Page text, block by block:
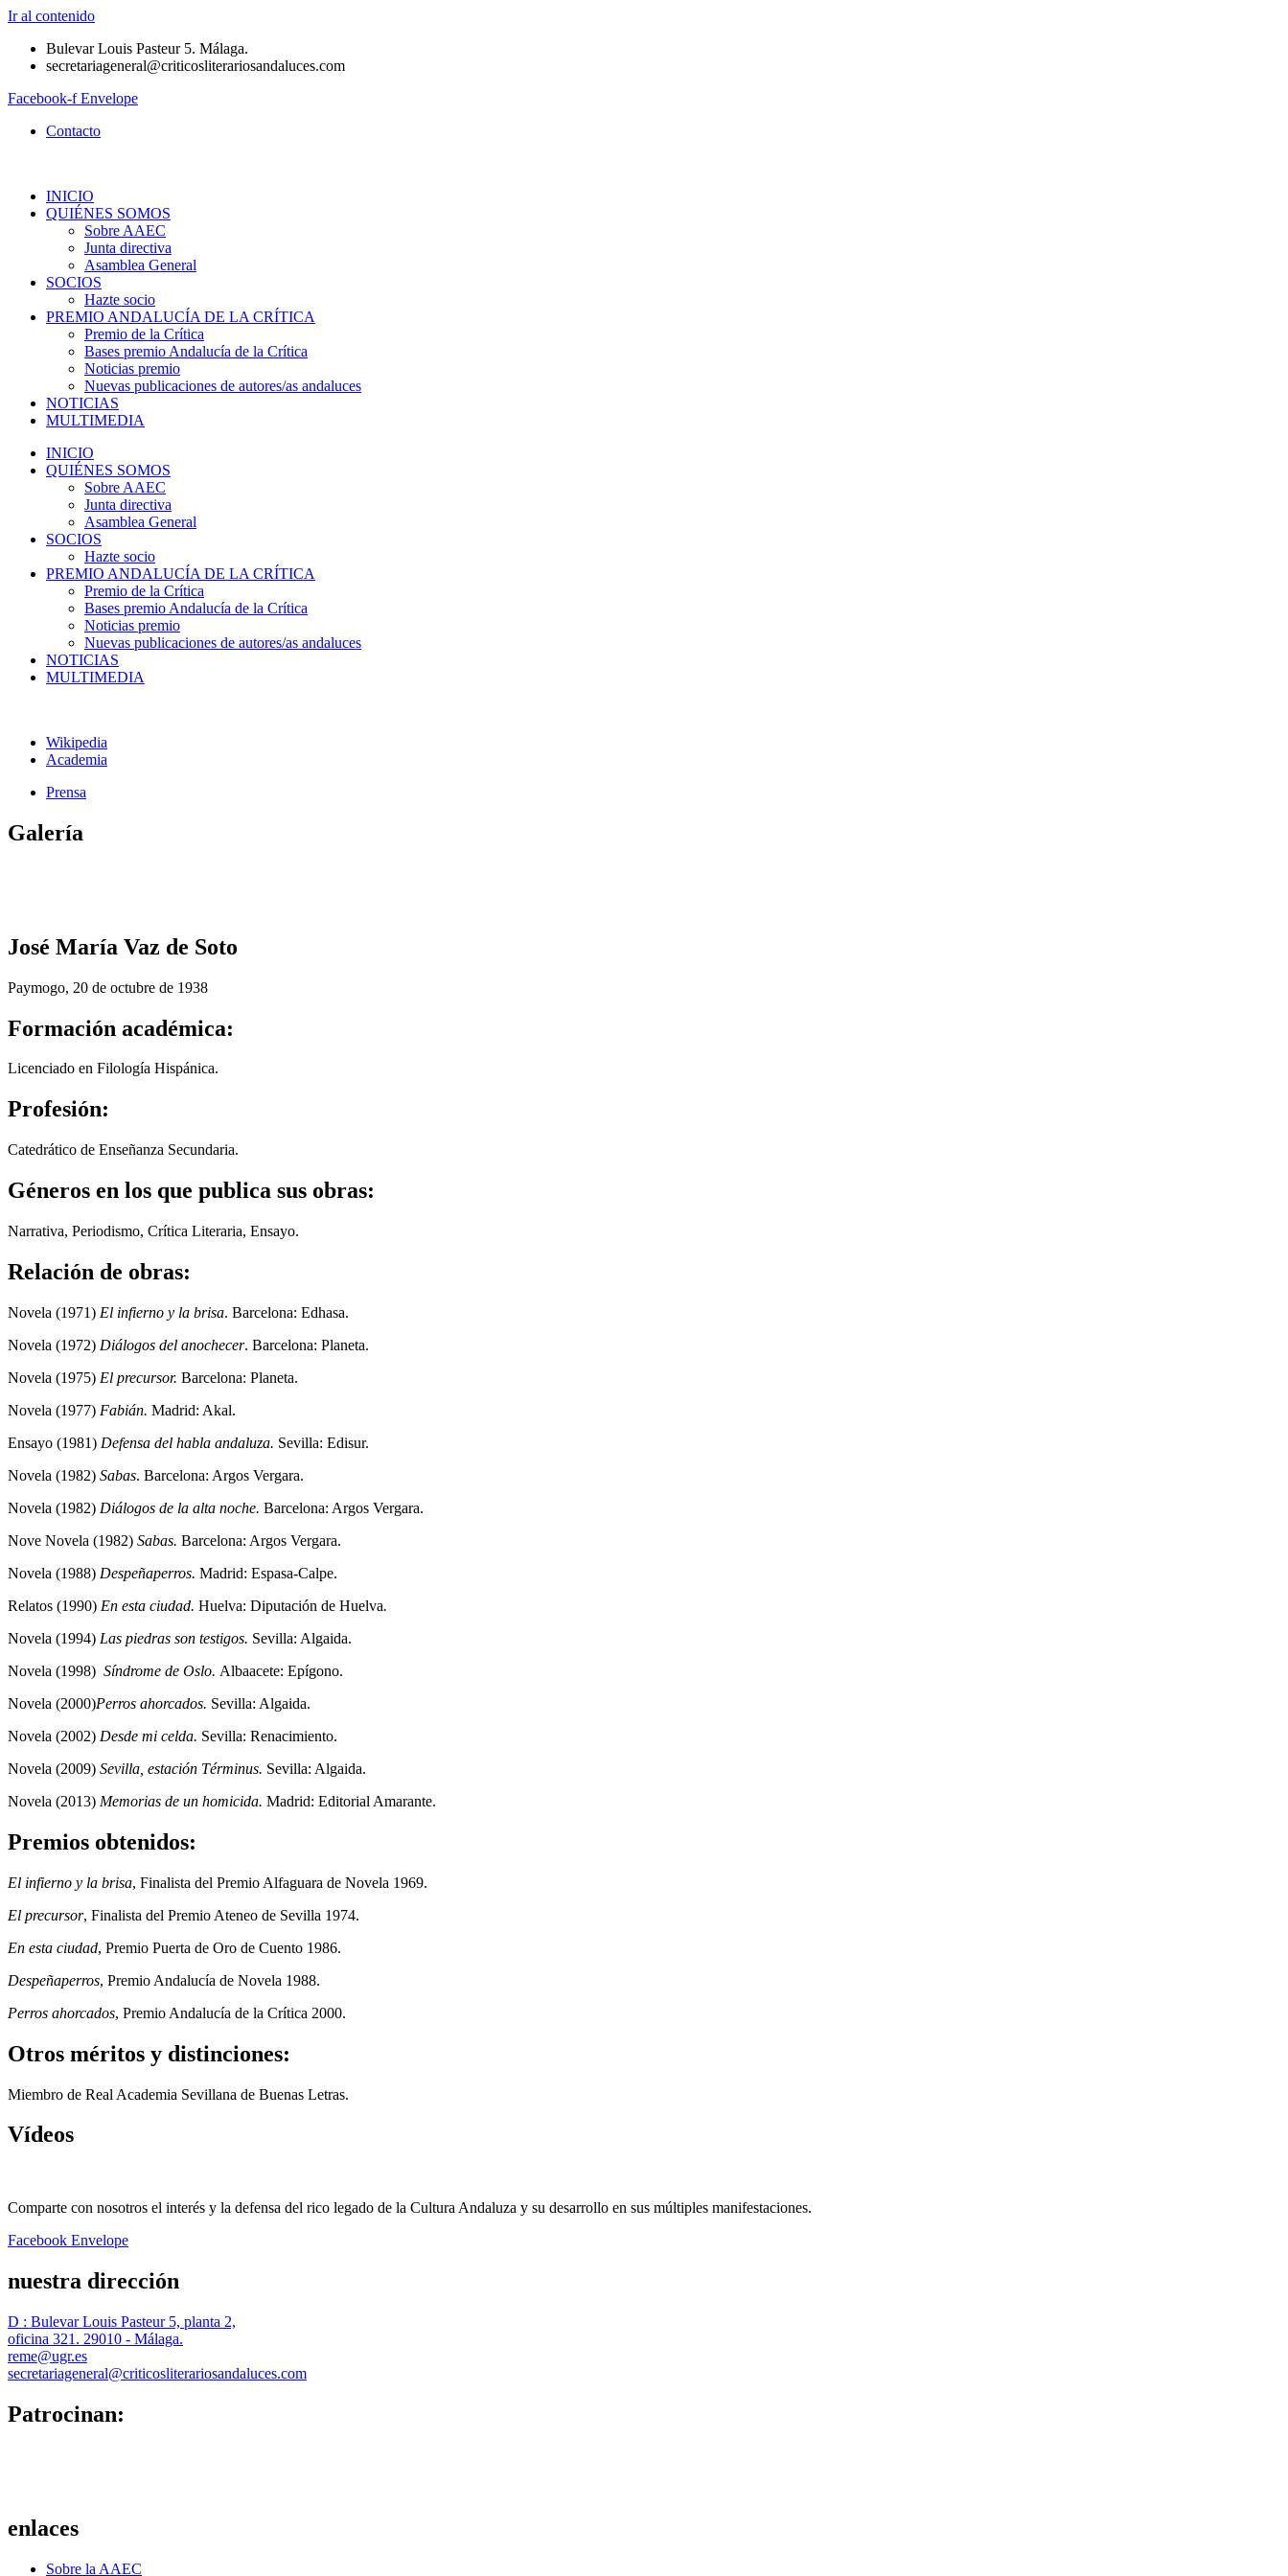
Ir al contenido
Bulevar Louis Pasteur 5. Málaga.
secretariageneral@criticosliterariosandaluces.com
Facebook-f Envelope
Contacto
INICIO
QUIÉNES SOMOS
Sobre AAEC
Junta directiva
Asamblea General
SOCIOS
Hazte socio
PREMIO ANDALUCÍA DE LA CRÍTICA
Premio de la Crítica
Bases premio Andalucía de la Crítica
Noticias premio
Nuevas publicaciones de autores/as andaluces
NOTICIAS
MULTIMEDIA
INICIO
QUIÉNES SOMOS
Sobre AAEC
Junta directiva
Asamblea General
SOCIOS
Hazte socio
PREMIO ANDALUCÍA DE LA CRÍTICA
Premio de la Crítica
Bases premio Andalucía de la Crítica
Noticias premio
Nuevas publicaciones de autores/as andaluces
NOTICIAS
MULTIMEDIA
Wikipedia
Academia
Prensa
Galería
José María Vaz de Soto
Paymogo, 20 de octubre de 1938
Formación académica:
Licenciado en Filología Hispánica.
Profesión:
Catedrático de Enseñanza Secundaria.
Géneros en los que publica sus obras:
Narrativa, Periodismo, Crítica Literaria, Ensayo.
Relación de obras:
Novela (1971) El infierno y la brisa. Barcelona: Edhasa.
Novela (1972) Diálogos del anochecer. Barcelona: Planeta.
Novela (1975) El precursor. Barcelona: Planeta.
Novela (1977) Fabián. Madrid: Akal.
Ensayo (1981) Defensa del habla andaluza. Sevilla: Edisur.
Novela (1982) Sabas. Barcelona: Argos Vergara.
Novela (1982) Diálogos de la alta noche. Barcelona: Argos Vergara.
Nove Novela (1982) Sabas. Barcelona: Argos Vergara.
Novela (1988) Despeñaperros. Madrid: Espasa-Calpe.
Relatos (1990) En esta ciudad. Huelva: Diputación de Huelva.
Novela (1994) Las piedras son testigos. Sevilla: Algaida.
Novela (1998) Síndrome de Oslo. Albaacete: Epígono.
Novela (2000)Perros ahorcados. Sevilla: Algaida.
Novela (2002) Desde mi celda. Sevilla: Renacimiento.
Novela (2009) Sevilla, estación Términus. Sevilla: Algaida.
Novela (2013) Memorias de un homicida. Madrid: Editorial Amarante.
Premios obtenidos:
El infierno y la brisa, Finalista del Premio Alfaguara de Novela 1969.
El precursor, Finalista del Premio Ateneo de Sevilla 1974.
En esta ciudad, Premio Puerta de Oro de Cuento 1986.
Despeñaperros, Premio Andalucía de Novela 1988.
Perros ahorcados, Premio Andalucía de la Crítica 2000.
Otros méritos y distinciones:
Miembro de Real Academia Sevillana de Buenas Letras.
Vídeos
Comparte con nosotros el interés y la defensa del rico legado de la Cultura Andaluza y su desarrollo en sus múltiples manifestaciones.
Facebook Envelope
nuestra dirección
D : Bulevar Louis Pasteur 5, planta 2,
oficina 321. 29010 - Málaga.
reme@ugr.es
secretariageneral@criticosliterariosandaluces.com
Patrocinan:
enlaces
Sobre la AAEC